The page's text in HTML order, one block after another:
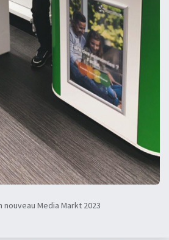
nouveau Media Markt 2023